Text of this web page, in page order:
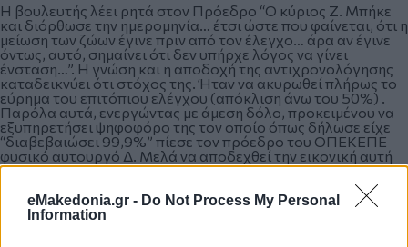
eMakedonia.gr - Do Not Process My Personal
Information
Η βουλευτής λέει ρητά στον Πρόεδρο “Ο κύριος Ζ. Μπήκε
και διόρθωσε την ημερομηνία… έτσι ώστε που φαίνεται, ότι η
μείωση των ζώων έγινε πριν από τον έλεγχο… άρα αν έγινε
όντως, αυτό, σημαίνει ότι δεν υπήρχε λόγος να γίνει
ένσταση…”. Η γνώση και η αποδοχή της αντιχρονολόγησης
καταδεικνύει ότι στόχος της. Ήταν να ακυρωθεί πλήρως το
εύρημα του επιτόπιου ελέγχου (απόκλιση άνω του 50%) .
Παρόλα αυτά, ενεργώντας με άμεση δόλο, προκειμένου να
εξυπηρετήσει ψηφοφόρο της τον οποίο όπως δήλωσε είχε
“διαβεβαιώσει 99,9%” πίεσε τον πρόεδρο του ΟΠΕΚΕΠΕ
φυσικό αυτουργό Δ. Μελά να αποδεχθεί την εικονική αυτή
¨διόρθωση” ως δήθεν νόμιμη και να παρακάμψει πλήρως τα
οικεία ελεγκτικά ευρήματα (απόκλιση ζωικού κεφαλαίου
>50%).